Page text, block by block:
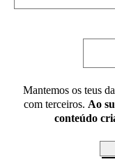
Mantemos os teus
com terceiros. Ao
conteúdo